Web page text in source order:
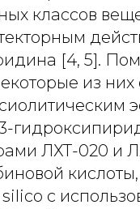
классов
[4, 5].
из
ЛХТ-020 и
с